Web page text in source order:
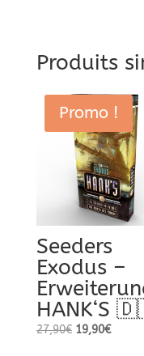
Produits
Promo !
Seeders
Exodus –
HANK‘S
27,90€ Le
19,90€Le